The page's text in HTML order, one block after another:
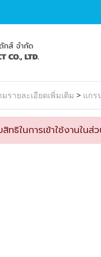
รายละเอียดเพิ่มเติม > แกร
ธิในการเข้าใช้งานในส่